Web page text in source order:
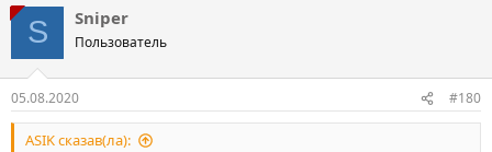
S Sniper
Пользователь
05.08.2020 #180
ASIK сказав(ла):